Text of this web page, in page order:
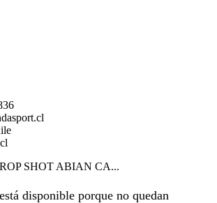
SHOT ABIAN CA...
disponible porque no quedan